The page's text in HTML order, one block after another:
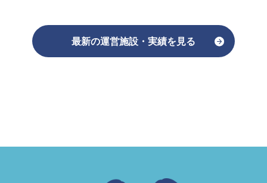
最新の運営施設・実績を見る